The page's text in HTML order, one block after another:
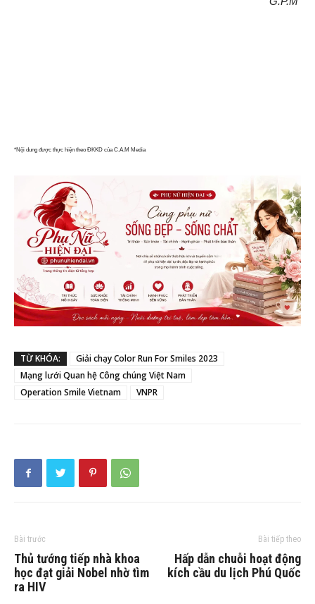
*Nội dung được thực hiện theo ĐKKD của C.A.M Media
TỪ KHÓA:
Giải chạy Color Run For Smiles 2023
Mạng lưới Quan hệ Công chúng Việt Nam
Operation Smile Vietnam
VNPR
Bài trước
Thủ tướng tiếp nhà khoa
học đạt giải Nobel nhờ tìm
ra HIV
Bài tiếp theo
Hấp dẫn chuỗi hoạt động
kích cầu du lịch Phú Quốc